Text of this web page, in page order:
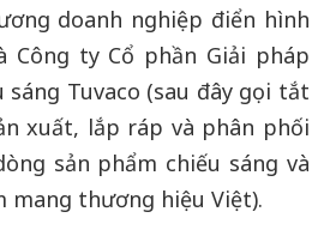
doanh nghiệp điển hình
Công ty Cổ phần Giải pháp
sáng Tuvaco (sau đây gọi tắt
xuất, lắp ráp và phân phối
sản phẩm chiếu sáng và
mang thương hiệu Việt).